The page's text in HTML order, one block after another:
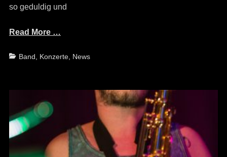
so geduldig und
Read More …
Categories
Band Konzerte, News